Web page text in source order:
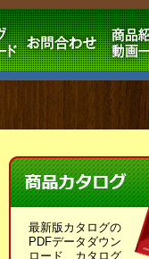
最新版カタログの
PDFデータダウン
ロード、カタログ